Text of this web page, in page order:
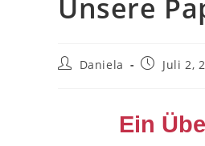
Unsere
Daniela Juli 2,
Ein